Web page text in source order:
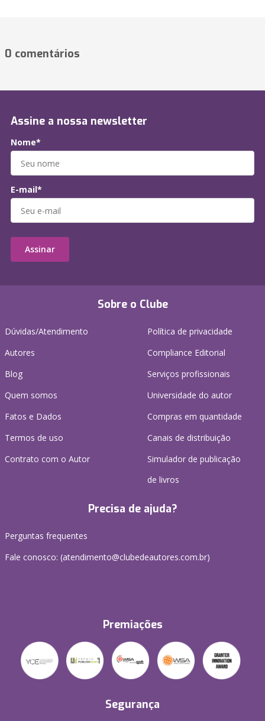
0 comentários
Sobre o Clube
Dúvidas/Atendimento
Autores
Blog
Quem somos
Fatos e Dados
Termos de uso
Contrato com o Autor
Política de privacidade
Compliance Editorial
Serviços profissionais
Universidade do autor
Compras em quantidade
Canais de distribuição
Simulador de publicação
de livros
Precisa de ajuda?
Perguntas frequentes
Fale conosco: (atendimento@clubedeautores.com.br)
Premiações
Segurança
Assine a nossa newsletter
Nome*
E-mail*
Assinar